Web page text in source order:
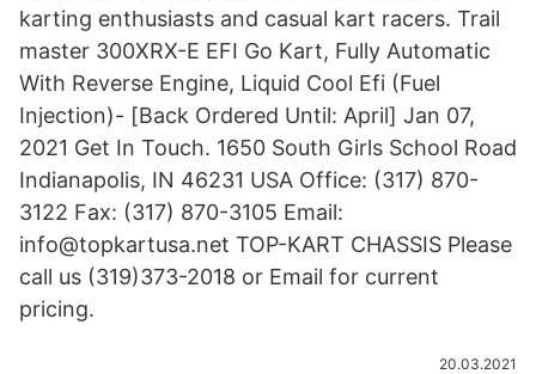
karting enthusiasts and casual kart racers. Trail
master 300XRX-E EFI Go Kart, Fully Automatic
With Reverse Engine, Liquid Cool Efi (Fuel
Injection)- [Back Ordered Until: April] Jan 07,
2021 Get In Touch. 1650 South Girls School Road
Indianapolis, IN 46231 USA Office: (317) 870-
3122 Fax: (317) 870-3105 Email:
info@topkartusa.net TOP-KART CHASSIS Please
call us (319)373-2018 or Email for current
pricing.
20.03.2021